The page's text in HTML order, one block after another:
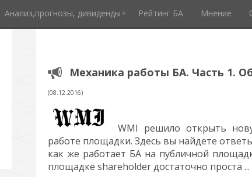
Анализ,прогнозы, дивиденды Рейтинг БА Мнение
Механика работы БА. Часть 1.
(08.12.2016)
WMI решило открыть
работе площадки. Здесь вы найдете
как же работает БА на публичной
площадке shareholder достаточно проста ...